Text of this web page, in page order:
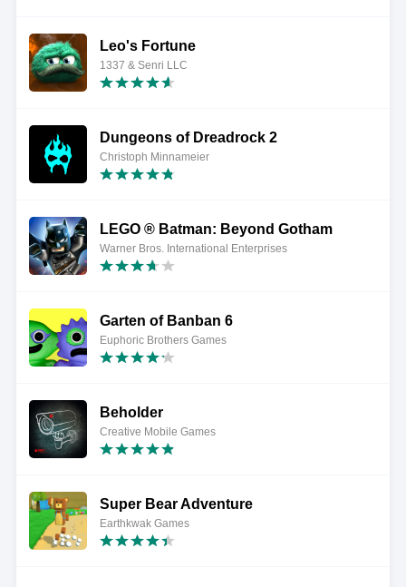
Leo's Fortune
1337 & Senri LLC
Dungeons of Dreadrock 2
Christoph Minnameier
LEGO ® Batman: Beyond Gotham
Warner Bros. International Enterprises
Garten of Banban 6
Euphoric Brothers Games
Beholder
Creative Mobile Games
Super Bear Adventure
Earthkwak Games